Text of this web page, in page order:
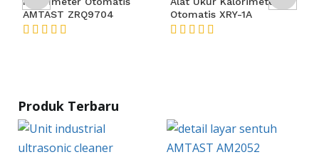
AMTAST ZRQ9704
Otomatis XRY-1A
Produk Terbaru